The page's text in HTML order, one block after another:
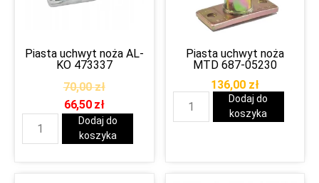
Piasta uchwyt noża AL-
KO 473337
70,00zł
66,50 zł
Dodaj do
koszyka
Piasta uchwyt noża
MTD 687-05230
136,00 zł
Dodaj do
koszyka